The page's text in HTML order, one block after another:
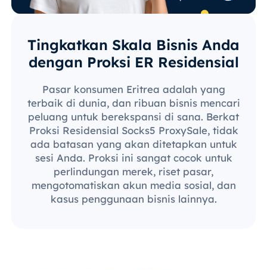
Tingkatkan Skala Bisnis Anda
dengan Proksi ER Residensial
Pasar konsumen Eritrea adalah yang
terbaik di dunia, dan ribuan bisnis mencari
peluang untuk berekspansi di sana. Berkat
Proksi Residensial Socks5 ProxySale, tidak
ada batasan yang akan ditetapkan untuk
sesi Anda. Proksi ini sangat cocok untuk
perlindungan merek, riset pasar,
mengotomatiskan akun media sosial, dan
kasus penggunaan bisnis lainnya.